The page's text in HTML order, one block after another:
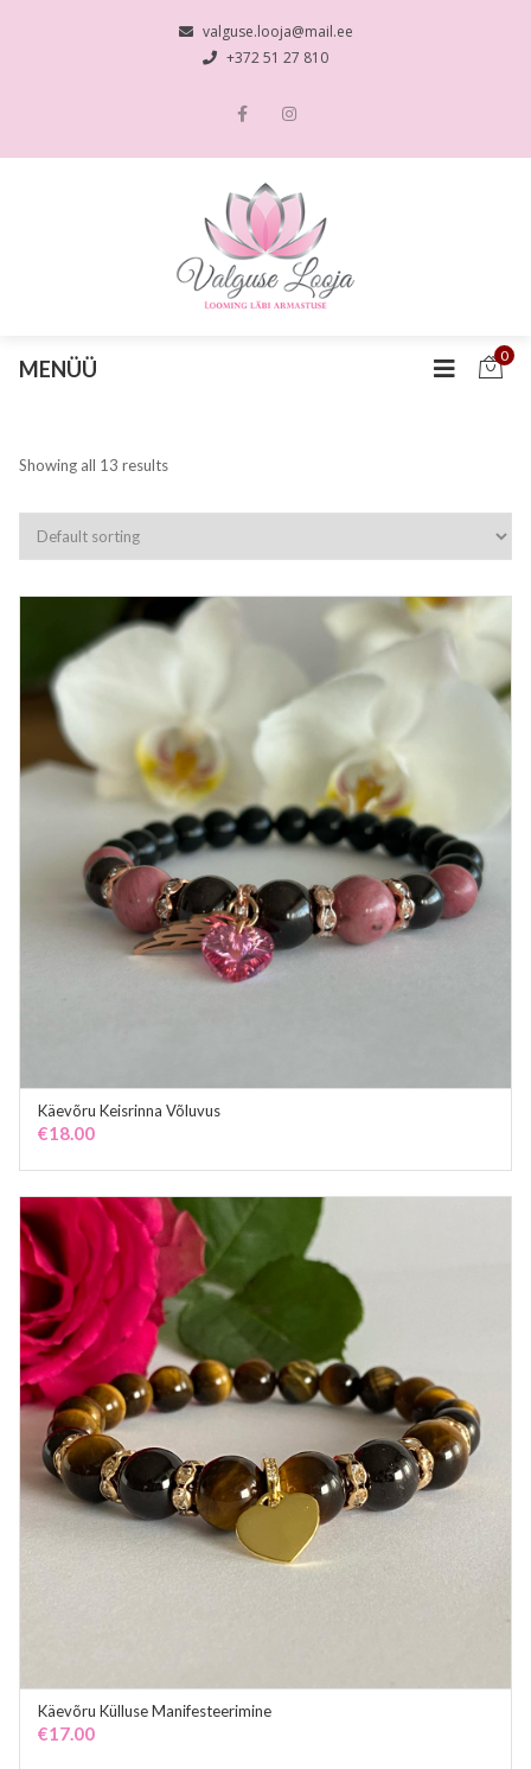
valguse.looja@mail.ee
+372 51 27 810
MENÜÜ
0
Showing all 13 results
Käevõru Keisrinna Võluvus
€18.00
ADD TO CART
Käevõru Külluse Manifesteerimine
€17.00